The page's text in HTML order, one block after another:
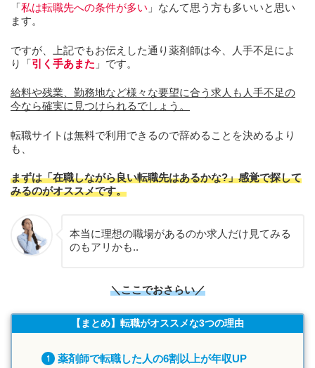
「私は転職先への条件が多い 」なんて思う方も多いいと思い
ます。
ですが、上記でもお伝えした通り薬剤師は今、人手不足によ
り「引く手あまた 」です。
給料や残業、勤務地など様々な要望に合う求人も人手不足の
今なら確実に見つけられるでしょう。
転職サイトは無料で利用できるので辞めることを決めるより
も、
まずは「在職しながら良い転職先はあるかな?」感覚で探して
みるのがオススメです。
本当に理想の職場があるのか求人だけ見てみる
のもアリかも..
＼ここでおさらい／
【まとめ】転職がオススメな3つの理由
薬剤師で転職した人の6割以上が年収UP